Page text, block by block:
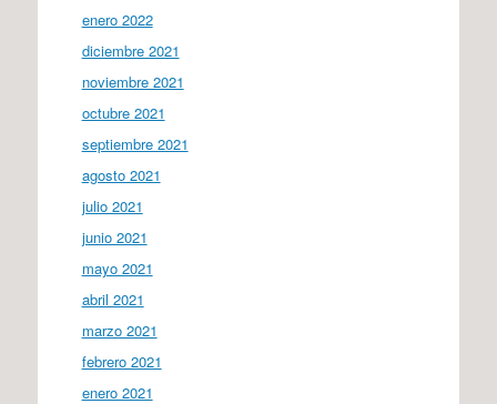
enero 2022
diciembre 2021
noviembre 2021
octubre 2021
septiembre 2021
agosto 2021
julio 2021
junio 2021
mayo 2021
abril 2021
marzo 2021
febrero 2021
enero 2021